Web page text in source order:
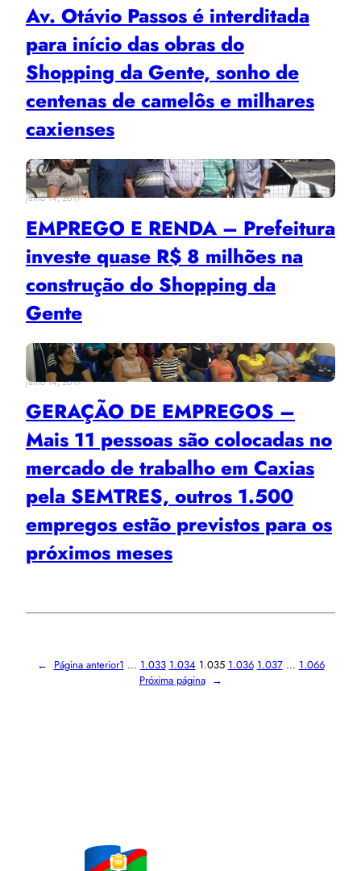
Av. Otávio Passos é interditada
para início das obras do
Shopping da Gente, sonho de
centenas de camelôs e milhares
caxienses
julho 14, 2017
EMPREGO E RENDA – Prefeitura
investe quase R$ 8 milhões na
construção do Shopping da
Gente
julho 14, 2017
GERAÇÃO DE EMPREGOS –
Mais 11 pessoas são colocadas no
mercado de trabalho em Caxias
pela SEMTRES, outros 1.500
empregos estão previstos para os
próximos meses
← Página anterior1 … 1.033 1.034 1.035 1.036 1.037 … 1.066
Próxima página →